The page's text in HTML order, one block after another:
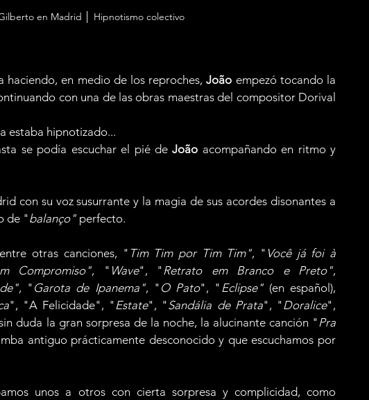
en Madrid │ Hipnotismo colectivo
haciendo, en medio de los reproches, João empezó tocando la
con una de las obras maestras del compositor Dorival
estaba hipnotizado...
se podía escuchar el pié de João acompañando en ritmo y
con su voz susurrante y la magia de sus acordes disonantes a
de "balanço" perfecto.
otras canciones, " Tim Tim por Tim Tim", " Você já foi à
Compromiso", " Wave", "Retrato em Branco e Preto",
, " Garota de Ipanema", " O Pato", " Eclipse" (en español),
", "A Felicidade", "Estate", "Sandália de Prata", "Doralice",
duda la gran sorpresa de la noche, la alucinante canción "Pra
antiguo prácticamente desconocido y que escuchamos por
unos a otros con cierta sorpresa y complicidad, como